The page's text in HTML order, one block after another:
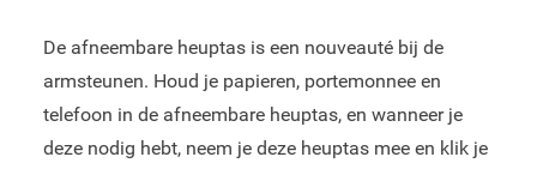
De afneembare heuptas is een nouveauté bij de
armsteunen. Houd je papieren, portemonnee en
telefoon in de afneembare heuptas, en wanneer je
deze nodig hebt, neem je deze heuptas mee en klik je